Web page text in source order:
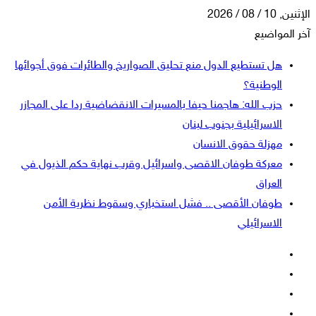
الإثنين, 10 / 08 / 2026
آخر المواضيع
هل تستطيع الدول منع تحليق الصواريخ والطائرات فوق أجوائها
الوطنية؟
حزب الله: هاجمنا حيفا بالمسيرات الانقضاضية ردا على المجازر
الاسرائيلية بجنوب لبنان
مهزلة حقوق الانسان
معركة طوفان الاقصى واسرائيل وقرب نهاية حكم الذيول في
العراق
طوفان الأقصى .. فشل استخباري وسقوط نظرية الأمن
الاسرائيلي